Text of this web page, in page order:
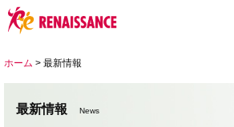
ホーム > 最新情報
最新情報 News